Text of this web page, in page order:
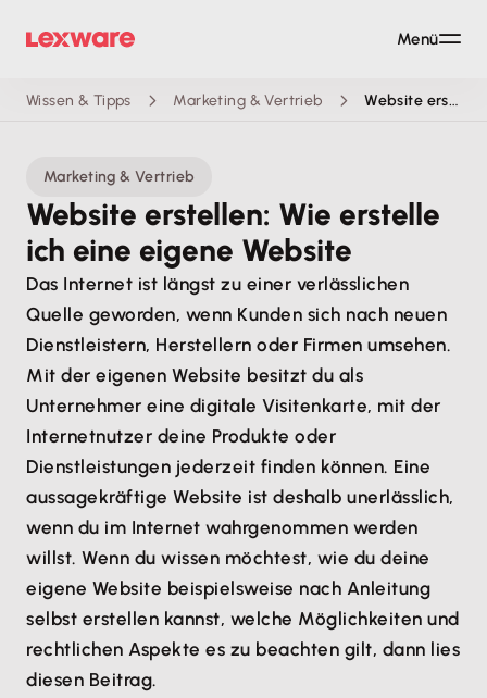
Wissen & Tipps Marketing & Vertrieb Website erstellen
Marketing & Vertrieb
Website erstellen: Wie erstelle
ich eine eigene Website
Das Internet ist längst zu einer verlässlichen
Quelle geworden, wenn Kunden sich nach neuen
Dienstleistern, Herstellern oder Firmen umsehen.
Mit der eigenen Website besitzt du als
Unternehmer eine digitale Visitenkarte, mit der
Internetnutzer deine Produkte oder
Dienstleistungen jederzeit finden können. Eine
aussagekräftige Website ist deshalb unerlässlich,
wenn du im Internet wahrgenommen werden
willst. Wenn du wissen möchtest, wie du deine
eigene Website beispielsweise nach Anleitung
selbst erstellen kannst, welche Möglichkeiten und
rechtlichen Aspekte es zu beachten gilt, dann lies
diesen Beitrag.
Menü